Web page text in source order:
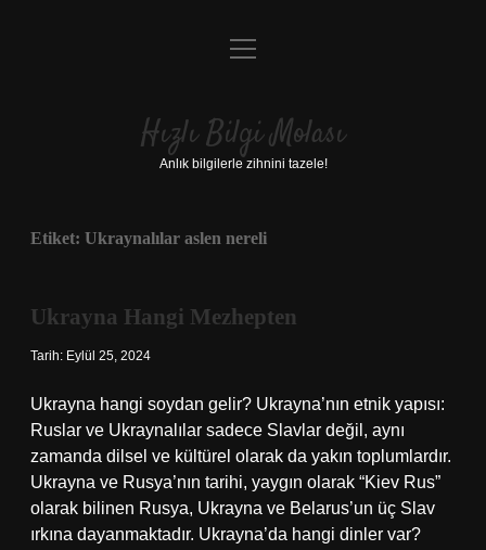
Anasayfa
Yasal Uyarı
menüyü
Hızlı Bilgi Molası
Anlık bilgilerle zihnini tazele!
Etiket: Ukraynalılar aslen nereli
Ukrayna Hangi Mezhepten
Tarih: Eylül 25, 2024
Ukrayna hangi soydan gelir? Ukrayna’nın etnik yapısı:
Ruslar ve Ukraynalılar sadece Slavlar değil, aynı
zamanda dilsel ve kültürel olarak da yakın toplumlardır.
Ukrayna ve Rusya’nın tarihi, yaygın olarak “Kiev Rus”
olarak bilinen Rusya, Ukrayna ve Belarus’un üç Slav
ırkına dayanmaktadır. Ukrayna’da hangi dinler var?